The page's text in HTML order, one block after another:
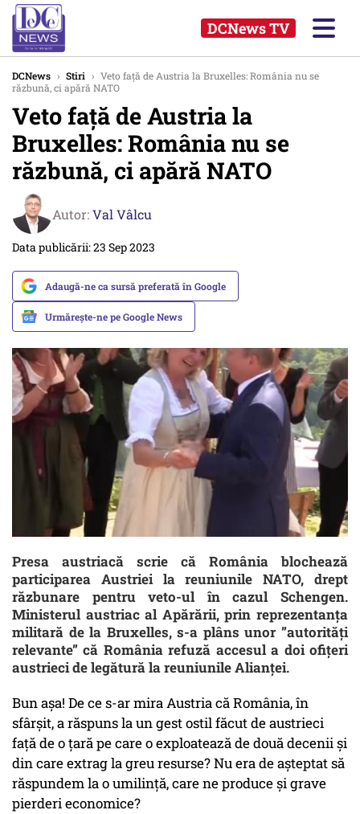
DCNews TV
DCNews › Stiri › Veto față de Austria la Bruxelles: România nu se
răzbună, ci apără NATO
Veto față de Austria la
Bruxelles: România nu se
răzbună, ci apără NATO
Autor:Val Vâlcu
Data publicării: 23 Sep 2023
Adaugă-ne ca sursă preferată în Google
Urmărește-ne pe Google News
Presa austriacă scrie că România blochează
participarea Austriei la reuniunile NATO, drept
răzbunare pentru veto-ul în cazul Schengen.
Ministerul austriac al Apărării, prin reprezentanţa
militară de la Bruxelles, s-a plâns unor ”autorităţi
relevante” că România refuză accesul a doi ofițeri
austrieci de legătură la reuniunile Alianței.
Bun așa! De ce s-ar mira Austria că România, în
sfârșit, a răspuns la un gest ostil făcut de austrieci
față de o țară pe care o exploatează de două decenii și
din care extrag la greu resurse? Nu era de așteptat să
răspundem la o umilință, care ne produce și grave
pierderi economice?